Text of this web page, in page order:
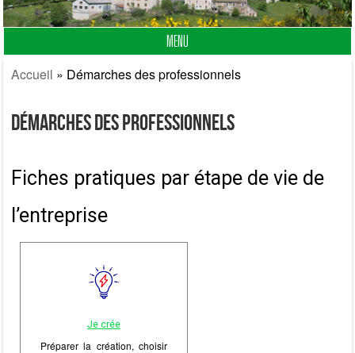
MENU
Fin du contenu
Accueil » Démarches des professionnels
Démarches des professionnels
Fiches pratiques par étape de vie de
l’entreprise
Je crée
Préparer la création, choisir